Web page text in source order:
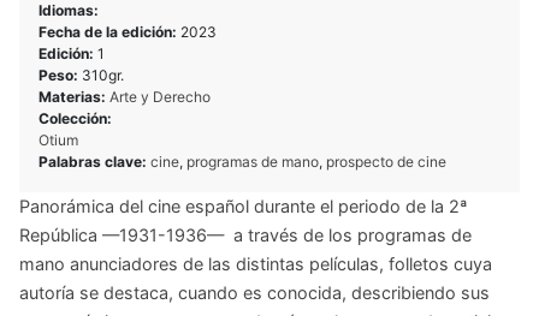
Idiomas:
Fecha de la edición: 2023
Edición: 1
Peso: 310gr.
Materias: Arte y Derecho
Colección:
Otium
Palabras clave: cine, programas de mano, prospecto de cine
Panorámica del cine español durante el periodo de la 2ª
República —1931-1936— a través de los programas de
mano anunciadores de las distintas películas, folletos cuya
autoría se destaca, cuando es conocida, describiendo sus